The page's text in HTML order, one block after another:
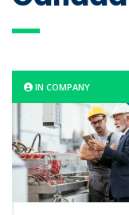
IN COMPANY